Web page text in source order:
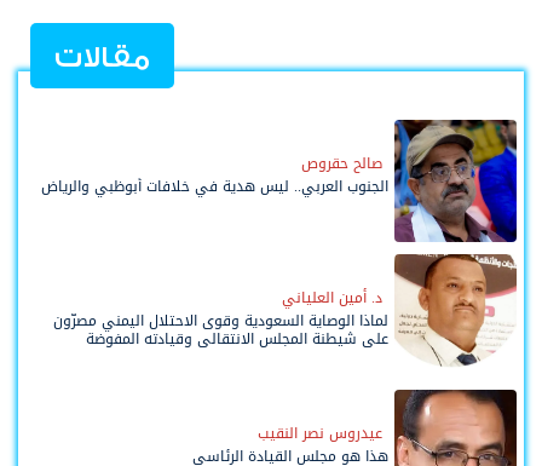
مقالات
صالح حقروص
الجنوب العربي.. ليس هدية في خلافات أبوظبي والرياض
د. أمين العلياني
لماذا الوصاية السعودية وقوى الاحتلال اليمني مصرّون
على شيطنة المجلس الانتقالي وقيادته المفوضة
عيدروس نصر النقيب
هذا هو مجلس القيادة الرئاسي